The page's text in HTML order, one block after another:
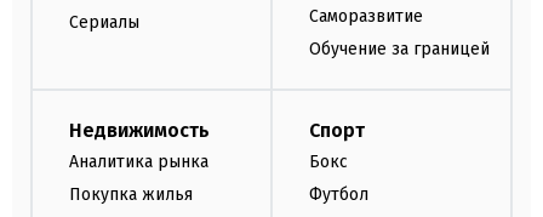
Сериалы
Саморазвитие
Обучение за границей
Недвижимость
Аналитика рынка
Покупка жилья
Спорт
Бокс
Футбол